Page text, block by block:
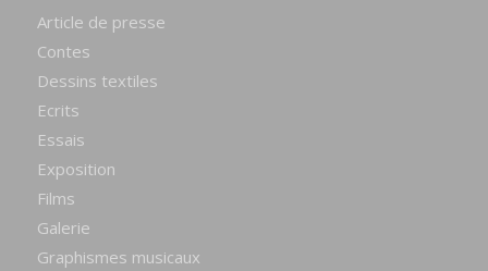
Article de presse
Contes
Dessins textiles
Ecrits
Essais
Exposition
Films
Galerie
Graphismes musicaux